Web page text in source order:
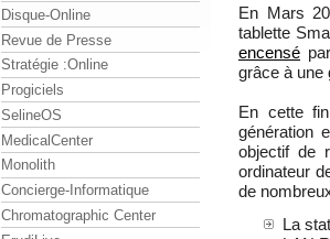
En Mars
tablette
encensé
grâce à une
En cette
génération
objectif de
ordinateur
de
La
Disque-Online
Revue de Presse
Stratégie :Online
Progiciels
SelineOS
MedicalCenter
Monolith
Concierge-Informatique
Chromatographic Center